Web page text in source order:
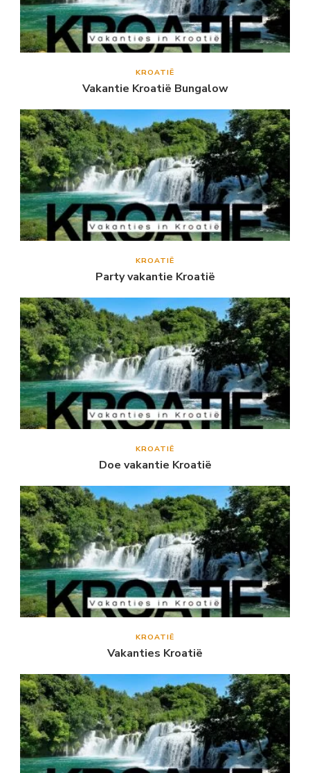
KROATIË
Vakantie Kroatië Bungalow
KROATIË
Party vakantie Kroatië
KROATIË
Doe vakantie Kroatië
KROATIË
Vakanties Kroatië